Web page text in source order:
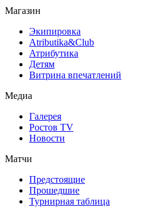
Магазин
Экипировка
Atributika&Club
Атрибутика
Детям
Витрина впечатлений
Медиа
Галерея
Ростов TV
Новости
Матчи
Предстоящие
Прошедшие
Турнирная таблица